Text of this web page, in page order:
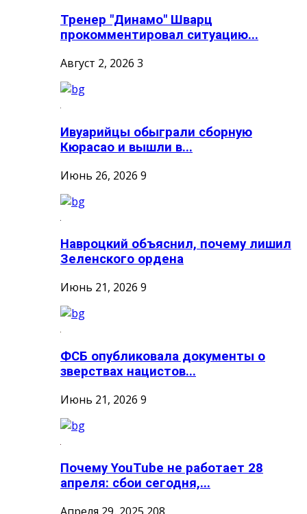
Тренер "Динамо" Шварц
прокомментировал ситуацию...
Август 2, 2026 3
Ивуарийцы обыграли сборную
Кюрасао и вышли в...
Июнь 26, 2026 9
Навроцкий объяснил, почему лишил
Зеленского ордена
Июнь 21, 2026 9
ФСБ опубликовала документы о
зверствах нацистов...
Июнь 21, 2026 9
Почему YouTube не работает 28
апреля: сбои сегодня,...